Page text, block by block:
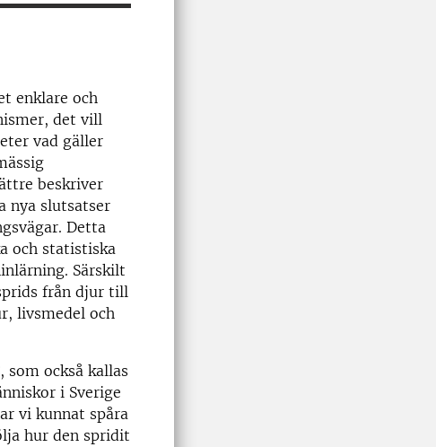
enklare och
det vill
vad gäller
beskriver
nya slutsatser
Detta
och statistiska
Särskilt
från djur till
livsmedel och
som också kallas
i Sverige
vi kunnat spåra
hur den spridit